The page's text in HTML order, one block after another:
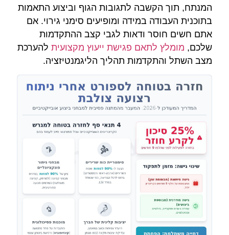
המנתח, תוך הקשבה לתגובות הגוף וביצוע התאמות
בתוכנית העבודה במידה ומופיעים סימני גירוי. אם
אתם חשים חוסר ודאות לגבי קצב ההתקדמות
שלכם, מומלץ לתאם פגישת ייעוץ מקצועית להערכת
מצב השתל והתקדמות תהליך הליגמנטיזציה.